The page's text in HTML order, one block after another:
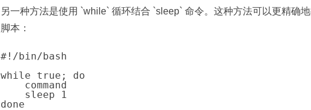
另一种方法是使用 `while` 循环结合 `sleep` 命令。这种方法可以更精确
脚本：
#!/bin/bash
while true; do
    command
    sleep 1
done